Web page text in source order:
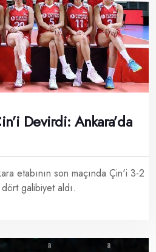
Devirdi: Ankara’da
etabının son maçında Çin'i 3-2
galibiyet aldı.